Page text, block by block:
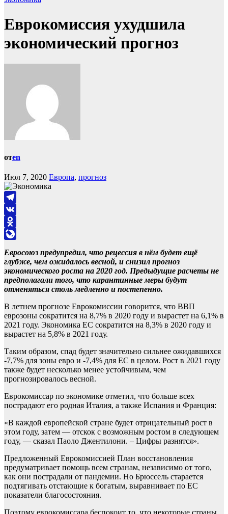
Еврокомиссия ухудшила
экономический прогноз
отen
Июл 7, 2020 Европа, прогноз
Telegram
VK
Odnoklassniki
Евросоюз предупредил, что рецессия в нём будет ещё
глубже, чем ожидалось весной, и снизил прогноз
экономического роста на 2020 год. Предыдущие расчеты не
предполагали того, что карантинные меры будут
отменяться столь медленно и постепенно.
В летнем прогнозе Еврокомиссии говорится, что ВВП
еврозоны сократится на 8,7% в 2020 году и вырастет на 6,1% в
2021 году. Экономика ЕС сократится на 8,3% в 2020 году и
вырастет на 5,8% в 2021 году.
Таким образом, спад будет значительно сильнее ожидавшихся
-7,7% для зоны евро и -7,4% для ЕС в целом. Рост в 2021 году
также будет несколько менее устойчивым, чем
прогнозировалось весной.
Еврокомиссар по экономике отметил, что больше всех
пострадают его родная Италия, а также Испания и Франция:
«В каждой европейской стране будет отрицательный рост в
этом году, затем — отскок с возможным ростом в следующем
году, — сказал Паоло Джентилони. – Цифры разнятся».
Предложенный Еврокомиссией План восстановления
предуматривает помощь всем странам, независимо от того,
как они пострадали от пандемии. Но Брюссель старается
подтягивать отстающие к богатым, выравнивает по ЕС
показатели благосостояния.